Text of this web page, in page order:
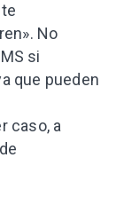
No
si
que pueden
caso, a